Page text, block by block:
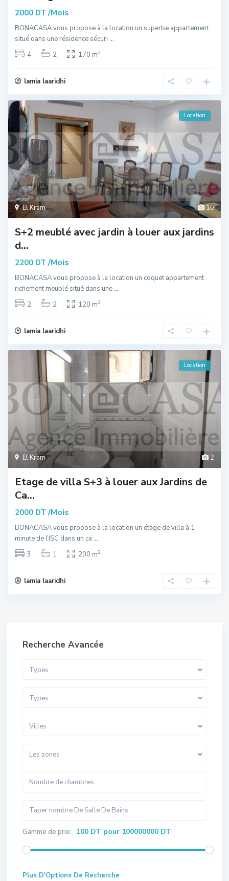
2000 DT /Mois
BONACASA vous propose à la location un superbe appartement
situé dans une résidence sécuri ...
4
2 170 m2
lamia laaridhi
10
El Kram
Location
S+2 meublé avec jardin à louer aux jardins
d...
2200 DT /Mois
BONACASA vous propose à la location un coquet appartement
richement meublé situé dans une...
2
2 120 m2
lamia laaridhi
2
El Kram
Location
Etage de villa S+3 à louer aux Jardins de
Ca...
2000 DT /Mois
BONACASA vous propose à la location un étage de villa à 1
minute de l’ISC dans un ca ...
3
1 200 m2
lamia laaridhi
Recherche Avancée
Types
Types
Villes
Les zones
Gamme de prix: 100 DT pour 100000000 DT
Plus D'Options De Recherche